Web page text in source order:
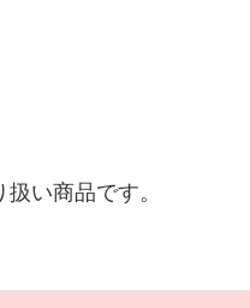
い商品です。